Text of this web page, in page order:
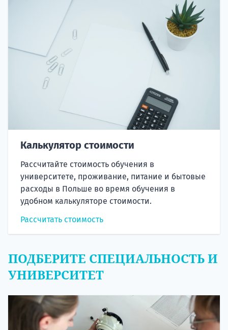
Калькулятор стоимости
Рассчитайте стоимость обучения в
университете, проживание, питание и бытовые
расходы в Польше во время обучения в
удобном калькуляторе стоимости.
Рассчитать стоимость
ПОДБЕРИТЕ СПЕЦИАЛЬНОСТЬ И
УНИВЕРСИТЕТ